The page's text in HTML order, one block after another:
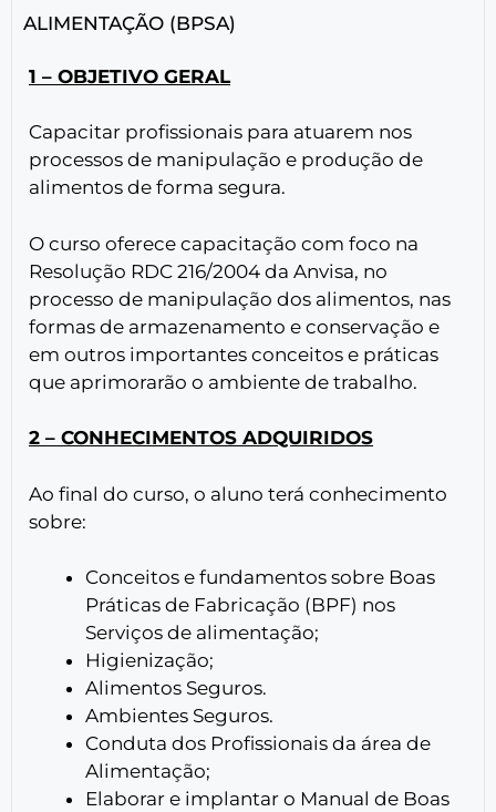
ALIMENTAÇÃO (BPSA)
1 – OBJETIVO GERAL
Capacitar profissionais para atuarem nos
processos de manipulação e produção de
alimentos de forma segura.
O curso oferece capacitação com foco na
Resolução RDC 216/2004 da Anvisa, no
processo de manipulação dos alimentos, nas
formas de armazenamento e conservação e
em outros importantes conceitos e práticas
que aprimorarão o ambiente de trabalho.
2 – CONHECIMENTOS ADQUIRIDOS
Ao final do curso, o aluno terá conhecimento
sobre:
Conceitos e fundamentos sobre Boas
Práticas de Fabricação (BPF) nos
Serviços de alimentação;
Higienização;
Alimentos Seguros.
Ambientes Seguros.
Conduta dos Profissionais da área de
Alimentação;
Elaborar e implantar o Manual de Boas